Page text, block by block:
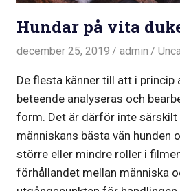
Hundar på vita
december 25, 2019 admin
De flesta känner till att i princip
beteende analyseras och
form. Det är därför inte
människans bästa vän hunden
större eller mindre roller i
förhållandet mellan människa